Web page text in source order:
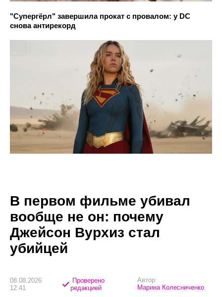
"Супергёрл" завершила прокат с провалом: у DC
снова антирекорд
В первом фильме убивал
вообще не он: почему
Джейсон Вурхиз стал
убийцей
08.08.2026
12:41
Проверено
редакцией
Автор:
Марина Колесниченко